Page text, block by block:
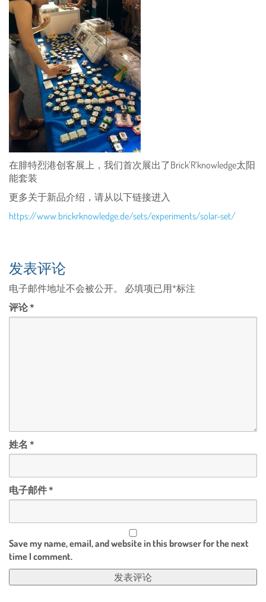
在腓特烈港创客展上，我们首次展出了Brick’R’knowledge太阳
能套装
更多关于新品介绍，请从以下链接进入
https://www.brickrknowledge.de/sets/experiments/solar-set/
发表评论
电子邮件地址不会被公开。 必填项已用*标注
评论*
姓名 *
电子邮件*
Save my name, email, and website in this browser for the next
time I comment.